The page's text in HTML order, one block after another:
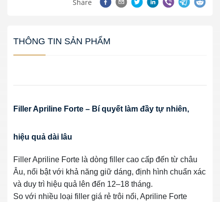
Share
THÔNG TIN SẢN PHẨM
Filler Apriline Forte – Bí quyết làm đầy tự nhiên,
hiệu quả dài lâu
Filler Apriline Forte là dòng filler cao cấp đến từ châu
Âu, nổi bật với khả năng giữ dáng, định hình chuẩn xác
và duy trì hiệu quả lên đến 12–18 tháng.
So với nhiều loại filler giá rẻ trôi nổi, Apriline Forte